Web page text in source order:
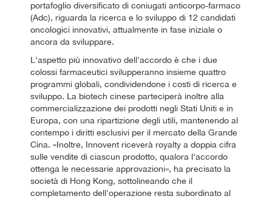
portafoglio diversificato di coniugati anticorpo-farmaco
(Adc), riguarda la ricerca e lo sviluppo di 12 candidati
oncologici innovativi, attualmente in fase iniziale o
ancora da sviluppare.
L'aspetto più innovativo dell'accordo è che i due
colossi farmaceutici svilupperanno insieme quattro
programmi globali, condividendone i costi di ricerca e
sviluppo. La biotech cinese parteciperà inoltre alla
commercializzazione dei prodotti negli Stati Uniti e in
Europa, con una ripartizione degli utili, mantenendo al
contempo i diritti esclusivi per il mercato della Grande
Cina. «Inoltre, Innovent riceverà royalty a doppia cifra
sulle vendite di ciascun prodotto, qualora l'accordo
ottenga le necessarie approvazioni», ha precisato la
società di Hong Kong, sottolineando che il
completamento dell'operazione resta subordinato al